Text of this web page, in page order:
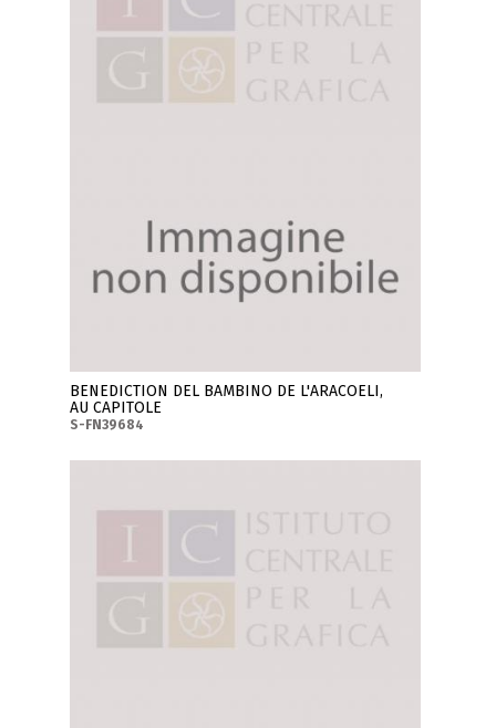
BENEDICTION DEL BAMBINO DE L'ARACOELI,
AU CAPITOLE
S-FN39684